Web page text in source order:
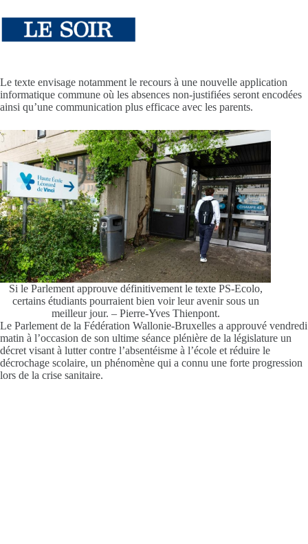
Le texte envisage notamment le recours à une nouvelle application
informatique commune où les absences non-justifiées seront encodées
ainsi qu’une communication plus efficace avec les parents.
Si le Parlement approuve définitivement le texte PS-Ecolo,
certains étudiants pourraient bien voir leur avenir sous un
meilleur jour. – Pierre-Yves Thienpont.
Le Parlement de la Fédération Wallonie-Bruxelles a approuvé vendredi
matin à l’occasion de son ultime séance plénière de la législature un
décret visant à lutter contre l’absentéisme à l’école et réduire le
décrochage scolaire, un phénomène qui a connu une forte progression
lors de la crise sanitaire.